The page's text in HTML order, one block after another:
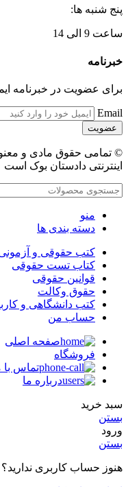
پنج شنبه ها:
ساعت 9 الی 14
خبرنامه
برای عضویت در خبرنامه
Email
© تمامی حقوق مادی و
اینترنتی دادستان بوک است
منو
دسته بندی ها
کتب حقوقی و
کتاب تست حقوقی
قوانین حقوقی
حقوق وکالت
کتب دانشگاهی و
حساب من
صفحه اصلی
فروشگاه
تماس با
درباره ما
سبد خرید
بستن
ورود
بستن
هنوز حساب کاربری ندارید؟